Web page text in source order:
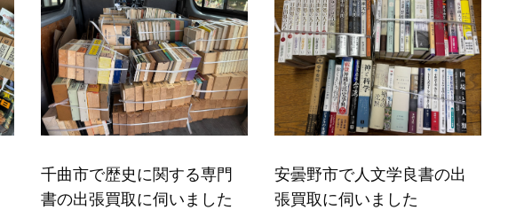
千曲市で歴史に関する専門
書の出張買取に伺いました
安曇野市で人文学良書の出
張買取に伺いました